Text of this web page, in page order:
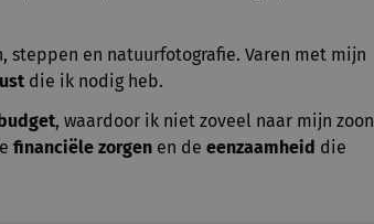
steppen en natuurfotografie. Varen met mijn
die ik nodig heb.
, waardoor ik niet zoveel naar mijn zoon
financiële zorgen en deeenzaamheid die